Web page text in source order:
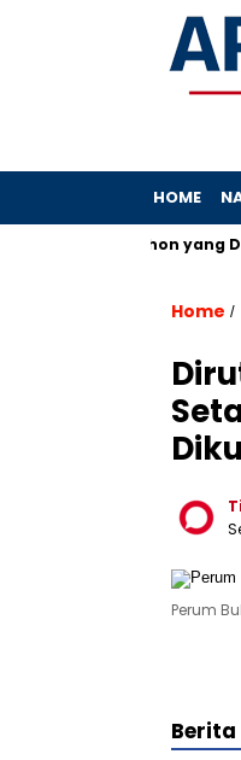
HOME
Pemohon yang
Home /
Perum